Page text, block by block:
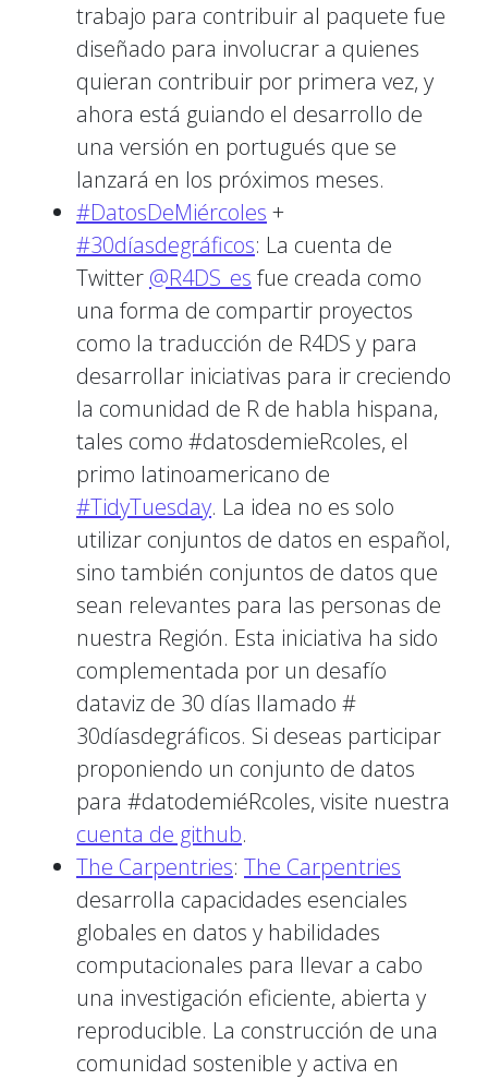
trabajo para contribuir al paquete fue
diseñado para involucrar a quienes
quieran contribuir por primera vez, y
ahora está guiando el desarrollo de
una versión en portugués que se
lanzará en los próximos meses.
#DatosDeMiércoles +
#30díasdegráficos: La cuenta de
Twitter @R4DS_es fue creada como
una forma de compartir proyectos
como la traducción de R4DS y para
desarrollar iniciativas para ir creciendo
la comunidad de R de habla hispana,
tales como #datosdemieRcoles, el
primo latinoamericano de
#TidyTuesday. La idea no es solo
utilizar conjuntos de datos en español,
sino también conjuntos de datos que
sean relevantes para las personas de
nuestra Región. Esta iniciativa ha sido
complementada por un desafío
dataviz de 30 días llamado #
30díasdegráficos. Si deseas participar
proponiendo un conjunto de datos
para #datodemiéRcoles, visite nuestra
cuenta de github.
The Carpentries: The Carpentries
desarrolla capacidades esenciales
globales en datos y habilidades
computacionales para llevar a cabo
una investigación eficiente, abierta y
reproducible. La construcción de una
comunidad sostenible y activa en